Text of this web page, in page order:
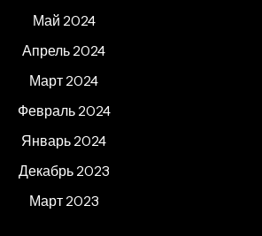
Май 2024
Апрель 2024
Март 2024
Февраль 2024
Январь 2024
Декабрь 2023
Март 2023